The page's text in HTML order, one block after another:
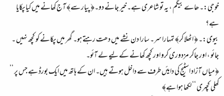
خوجی:۔ ھاے بیگم ، یہ تو شاعری ہے۔ خیر جانے دو۔﴿ پیار سے﴾ آج کھانے میں کیا پکایا
ہے؟
بیوی:۔ ﴿ اٹھلا کر﴾ تمہارا سر۔ سارا دن نشے میں دھت رہتے ہو۔ گھر میں پکانے کو کچھ نہیں ۔
جائو ، اور جاکر مزدوری کرو اور کچھ کھانے کے لیے لے آئو۔
﴿ میاں آزاد اسٹیج کی دایئں طرف سے داخل ہوتے ہیں۔ ان کے ہاتھ میں ایک بورڈ ہے جس پر ’’
کھلی کچہری ‘‘ لکھا ہوا ہے﴾